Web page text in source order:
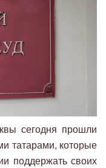
сегодня прошли
татарами, которые
поддержать своих